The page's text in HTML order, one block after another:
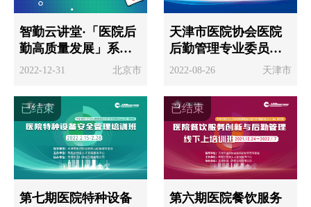
智勤云讲堂·「医院后
勤高质量发展」系列
线上课程
2022-12-31 北京市
天津市医院协会医院
后勤管理专业委员会
2022年学术研讨会暨
2022-08-26 天津市
已结束
第七期医院特种设备
已结束
第六期医院餐饮服务